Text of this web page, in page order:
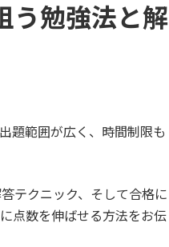
う勉強法と解
題範囲が広く、時間制限も
テクニック、そして合格に
点数を伸ばせる方法をお伝